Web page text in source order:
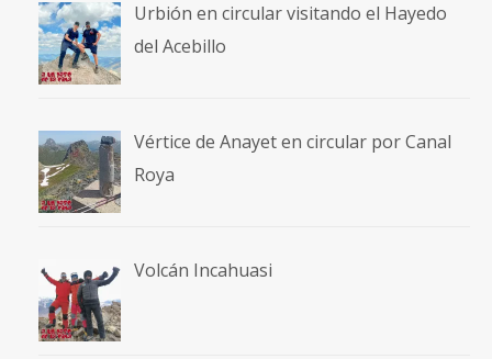
Urbión en circular visitando el Hayedo
del Acebillo
Vértice de Anayet en circular por Canal
Roya
Volcán Incahuasi